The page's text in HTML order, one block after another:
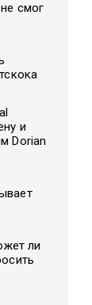
смог
и
Dorian
ли